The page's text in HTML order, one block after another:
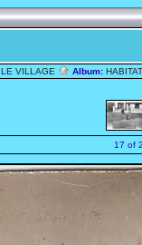
LE VILLAGE Album:
17 of